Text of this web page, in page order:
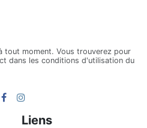
tout moment. Vous trouverez pour
dans les conditions d'utilisation du
Liens